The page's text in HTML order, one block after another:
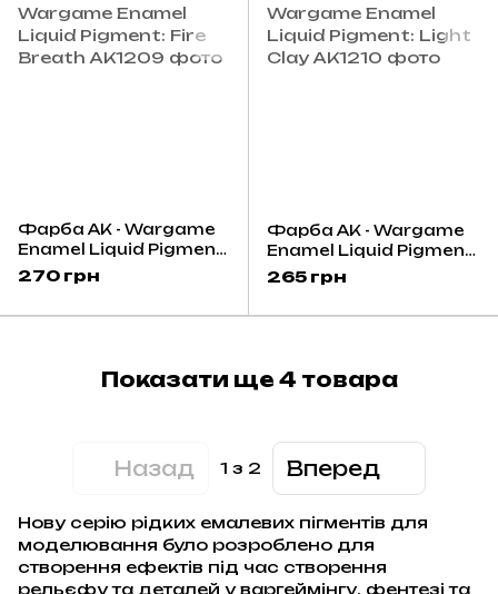
Фарба AK - Wargame
Enamel Liquid Pigment:
Fire Breath
270 грн
Фарба AK - Wargame
Enamel Liquid Pigment:
Light Clay
265 грн
Показати ще 4 товара
Назад 1 з 2 Вперед
Нову серію рідких емалевих пігментів для
моделювання було розроблено для
створення ефектів під час створення
рельєфу та деталей у варгеймінгу, фентезі та